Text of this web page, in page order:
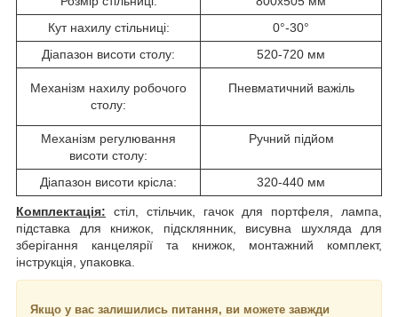
Кут нахилу стільниці:
0°-30°
Діапазон висоти столу:
520-720 мм
Механізм нахилу робочого
столу:
Пневматичний важіль
Механізм регулювання
висоти столу:
Ручний підйом
Діапазон висоти крісла: 320-440 мм
Комплектація: стіл, стільчик, гачок для портфеля, лампа,
підставка для книжок, підсклянник, висувна шухляда для
зберігання канцелярії та книжок, монтажний комплект,
інструкція, упаковка.
Якщо у вас залишились питання, ви можете завжди